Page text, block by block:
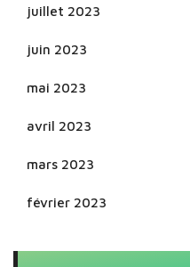
juillet 2023
juin 2023
mai 2023
avril 2023
mars 2023
février 2023